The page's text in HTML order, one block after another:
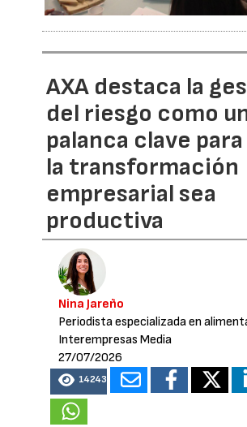
AXA destaca la
del riesgo como
palanca clave
la transformación
empresarial sea
productiva
Nina Jareño
Periodista especializada en
Interempresas Media
27/07/2026
14243